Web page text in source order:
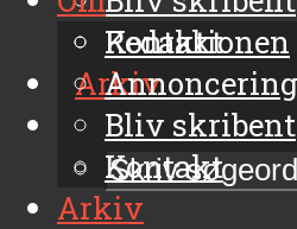
Kontakt
Arkiv
Redaktionen
Annoncering
Bliv skribent
Kontakt
Arkiv